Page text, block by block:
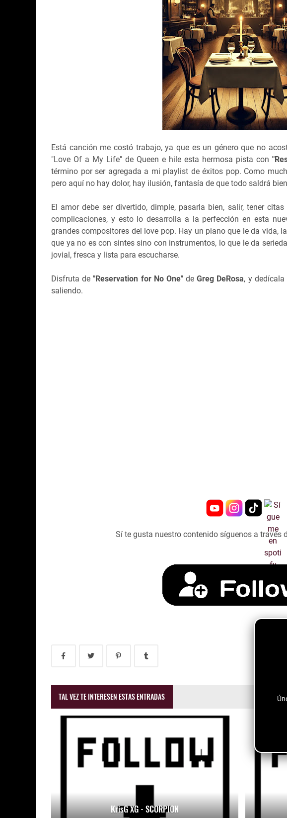
Está canción me costó trabajo, ya que es un género que no
"Love Of a My Life" de Queen e hile esta hermosa pista con
término por ser agregada a mi playlist de éxitos pop. Como
pero aquí no hay dolor, hay ilusión, fantasía de que todo saldrá
El amor debe ser divertido, dimple, pasarla bien, salir, tener
complicaciones, y esto lo desarrolla a la perfección en esta
grandes compositores del love pop. Hay un piano que le da vida,
que ya no es con sintes sino con instrumentos, lo que le da
jovial, fresca y lista para escucharse.
Disfruta de"Reservation for No One"deGreg DeRosa, y
saliendo.
Sí te gusta nuestro contenido síguenos a través
TAL VEZ TE INTERESEN ESTAS ENTRADAS
KrisG XG - SCORPION